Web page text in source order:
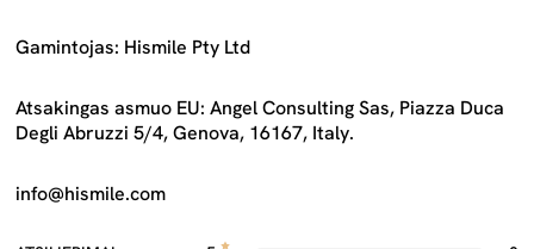
Gamintojas: Hismile Pty Ltd
Atsakingas asmuo EU: Angel Consulting Sas, Piazza Duca
Degli Abruzzi 5/4, Genova, 16167, Italy.
info@hismile.com